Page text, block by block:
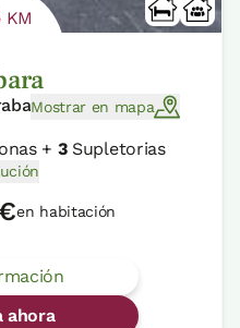
KM
Mostrar en mapa
+ 3Supletorias
en habitación
ahora